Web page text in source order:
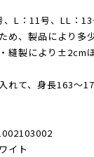
、L：11号、LL：
め、製品により多
縫製により±2cm
れて、身長163〜
イト